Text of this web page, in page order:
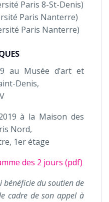
Paris 8-­St-­Denis)
Paris Nanterre)
Paris Nanterre)
au Musée d’art et
­Denis,
à la Maison des
Nord,
1er étage
des 2 jours (pdf)
bénéficie du soutien de
cadre de son appel à